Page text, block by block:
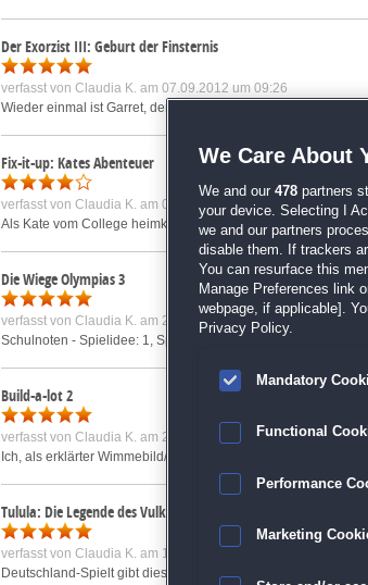
Der Exorzist III: Geburt der Finsternis
verfasst von Claudia K. am 07.09.2012 um 09:26
Wieder einmal ist Garret, der Exorzist aus der Intenium-Serie
Fix-it-up: Kates Abenteuer
verfasst von Claudia K. am 06.04.2009 um 17:03
Als Kate vom College heimkommt, findet sie die
Die Wiege Olympias 3
verfasst von Claudia K. am 25.11.2011 um 10:43
Schulnoten - Spielidee: 1, Spielaufbau: 1, Steuerung: 1,
Build-a-lot 2
verfasst von Claudia K. am 22.05.2009 um 09:54
Ich, als erklärter Wimmebild/Rätsel/Puzzle/Adventure - Fan
Tulula: Die Legende des Vulkans
verfasst von Claudia K. am 11.10.2010 um 10:09
Deutschland-Spielt gibt dieses Spiel heraus, und wie sie in
We Care About
We and our 478 partners
your device. Selecting I
we and our partners
disable them. If trackers
You can resurface this
Manage Preferences link
webpage, if applicable].
Privacy Policy.
Mandatory
Functional
Performance
Marketing